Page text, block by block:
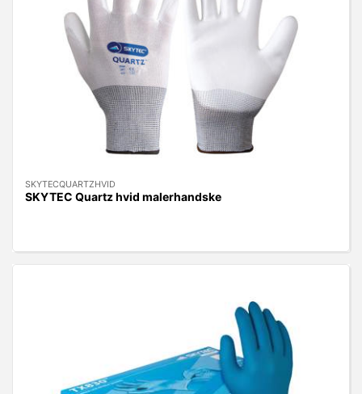
SKYTECQUARTZHVID
SKYTEC Quartz hvid malerhandske